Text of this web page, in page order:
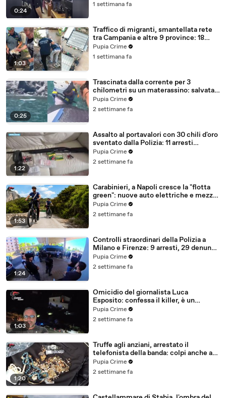
0:24
1 settimana fa
1:03
Traffico di migranti, smantellata rete
tra Campania e altre 9 province: 18
arresti (27.07.26)
Pupia Crime
1 settimana fa
0:25
Trascinata dalla corrente per 3
chilometri su un materassino: salvata
dalla Polizia (25.07.26)
Pupia Crime
2 settimane fa
1:22
Assalto al portavalori con 30 chili d'oro
sventato dalla Polizia: 11 arresti
(25.07.26)
Pupia Crime
2 settimane fa
1:53
Carabinieri, a Napoli cresce la "flotta
green": nuove auto elettriche e mezzi
sostenibili anche sulle isole (25.07.26)
Pupia Crime
2 settimane fa
1:24
Controlli straordinari della Polizia a
Milano e Firenze: 9 arresti, 29 denunce
e oltre 7mila persone identificate
(25.07.26)
Pupia Crime
2 settimane fa
1:03
Omicidio del giornalista Luca
Esposito: confessa il killer, è un
26enne tunisino (25.07.26)
Pupia Crime
2 settimane fa
1:20
Truffe agli anziani, arrestato il
telefonista della banda: colpi anche ad
Aversa, oltre 300mila euro il bottino
stimato (24.07.26)
Pupia Crime
2 settimane fa